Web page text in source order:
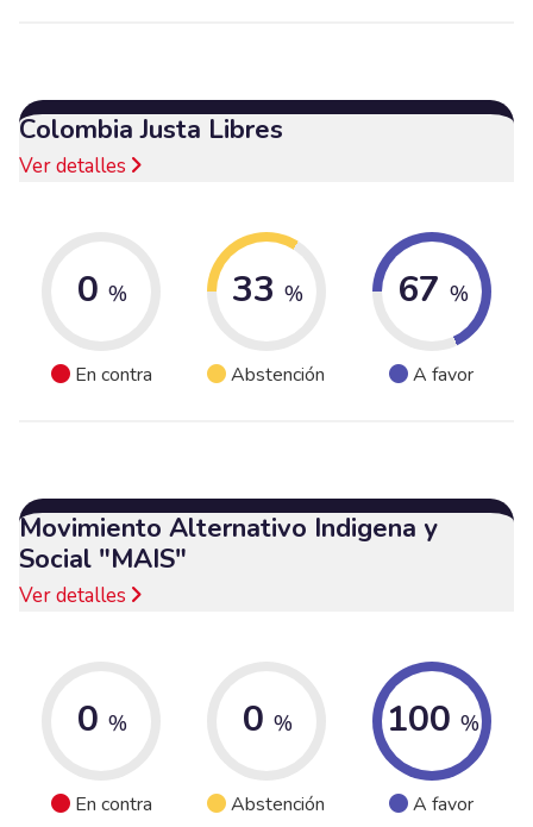
Colombia Justa Libres
Ver detalles
0 %
En contra
33 %
Abstención
67 %
A favor
Movimiento Alternativo Indigena y
Social "MAIS"
Ver detalles
0 %
En contra
0 %
Abstención
100 %
A favor